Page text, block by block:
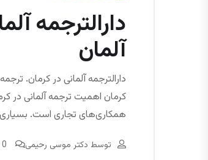
دارالترجمه
آلمان
دارالترجمه آلمانی در کرمان.
کرمان اهمیت ترجمه آلمانی در
همکاری‌های تجاری است. بسیاری
توسط دکتر موسی رحیمی 0 Comments